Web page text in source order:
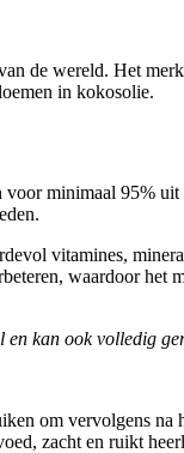
de wereld. Het
in kokosolie.
voor minimaal
vitamines,
waardoor
kan ook volledig
om vervolgens
zacht en ruikt